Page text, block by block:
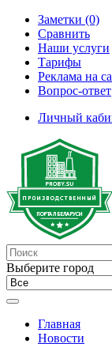
Заметки (0)
Сравнить
Наши услуги
Тарифы
Реклама на
Вопрос-ответ
Личный
Выберите город
Главная
Новости